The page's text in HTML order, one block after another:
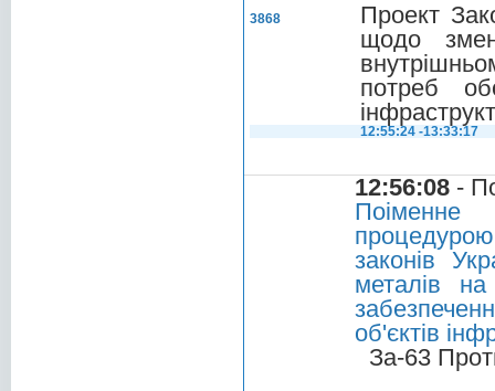
3868
Проект
щодо
потреб
12:55:24 -13:33:17
12:56:08 -
Поіменне
законів
металів
об'єктів
За-63